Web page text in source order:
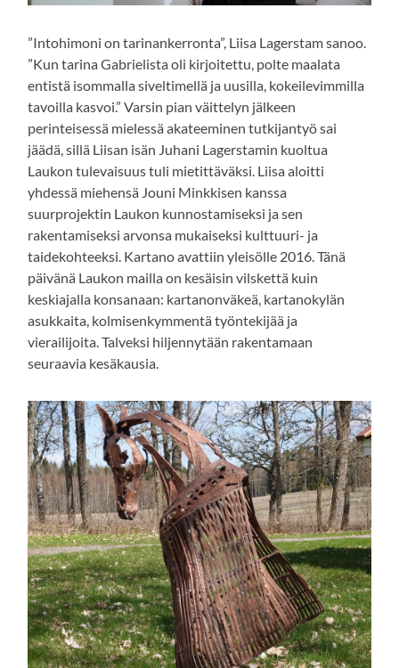
”Intohimoni on tarinankerronta”, Liisa Lagerstam sanoo.
”Kun tarina Gabrielista oli kirjoitettu, polte maalata
entistä isommalla siveltimellä ja uusilla, kokeilevimmilla
tavoilla kasvoi.” Varsin pian väittelyn jälkeen
perinteisessä mielessä akateeminen tutkijantyö sai
jäädä, sillä Liisan isän Juhani Lagerstamin kuoltua
Laukon tulevaisuus tuli mietittäväksi. Liisa aloitti
yhdessä miehensä Jouni Minkkisen kanssa
suurprojektin Laukon kunnostamiseksi ja sen
rakentamiseksi arvonsa mukaiseksi kulttuuri- ja
taidekohteeksi. Kartano avattiin yleisölle 2016. Tänä
päivänä Laukon mailla on kesäisin vilskettä kuin
keskiajalla konsanaan: kartanonväkeä, kartanokylän
asukkaita, kolmisenkymmentä työntekijää ja
vierailijoita. Talveksi hiljennytään rakentamaan
seuraavia kesäkausia.